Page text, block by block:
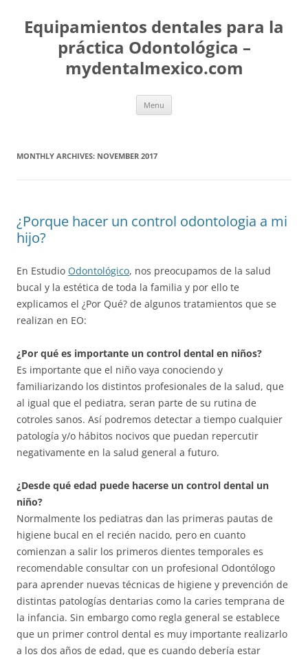
content
Equipamientos dentales para la
práctica Odontológica –
mydentalmexico.com
Menu
MONTHLY ARCHIVES: NOVEMBER 2017
¿Porque hacer un control odontologia a mi
hijo?
En Estudio Odontológico, nos preocupamos de la salud
bucal y la estética de toda la familia y por ello te
explicamos el ¿Por Qué? de algunos tratamientos que se
realizan en EO:
¿Por qué es importante un control dental en niños?
Es importante que el niño vaya conociendo y
familiarizando los distintos profesionales de la salud, que
al igual que el pediatra, seran parte de su rutina de
cotroles sanos. Así podremos detectar a tiempo cualquier
patología y/o hábitos nocivos que puedan repercutir
negativamente en la salud general a futuro.
¿Desde qué edad puede hacerse un control dental un
niño?
Normalmente los pediatras dan las primeras pautas de
higiene bucal en el recién nacido, pero en cuanto
comienzan a salir los primeros dientes temporales es
recomendable consultar con un profesional Odontólogo
para aprender nuevas técnicas de higiene y prevención de
distintas patologías dentarias como la caries temprana de
la infancia. Sin embargo como regla general se establece
que un primer control dental es muy importante realizarlo
a los dos años de edad, que es cuando debería estar